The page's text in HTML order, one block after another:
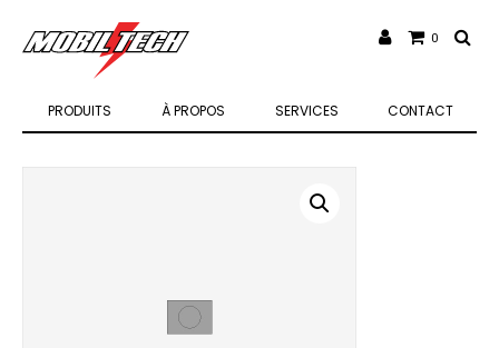
PRODUITS À PROPOS SERVICES CONTACT
0